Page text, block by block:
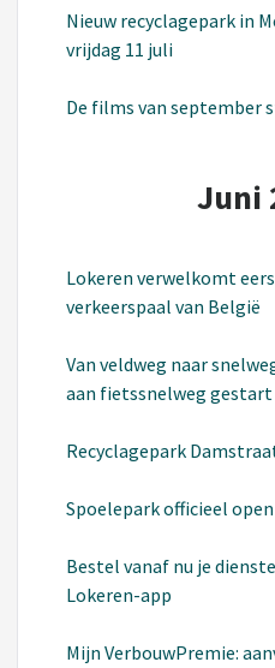
Nieuw recyclagepark in
vrijdag 11 juli
De films van september
Juni
Lokeren verwelkomt
verkeerspaal van België
Van veldweg naar
aan fietssnelweg gestart
Recyclagepark
Spoelepark officieel open
Bestel vanaf nu je
Lokeren-app
Mijn VerbouwPremie: